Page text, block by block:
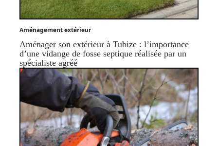
Aménagement extérieur
Aménager son extérieur à Tubize : l’importance
d’une vidange de fosse septique réalisée par un
spécialiste agréé